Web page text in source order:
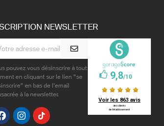
NEWSLETTER
pouvez vous désinscrire à tout
en cliquant sur le lien "se
en bas de l'email
à la newsletter.